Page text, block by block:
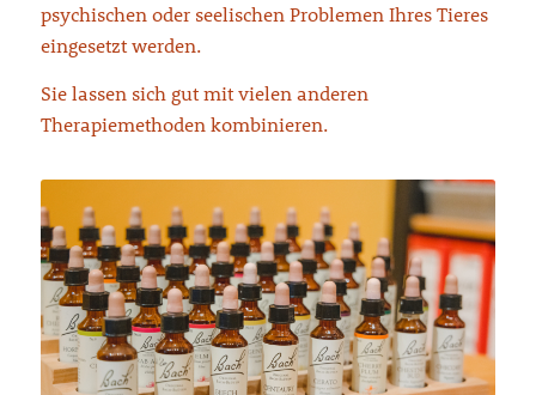
psychischen oder seelischen Problemen Ihres Tieres
eingesetzt werden.
Sie lassen sich gut mit vielen anderen
Therapiemethoden kombinieren.